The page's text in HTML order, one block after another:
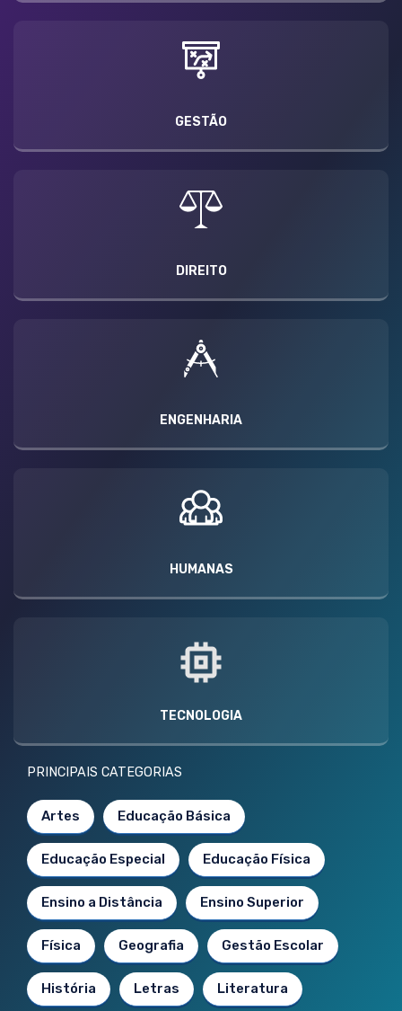
GESTÃO
DIREITO
ENGENHARIA
HUMANAS
TECNOLOGIA
PRINCIPAIS CATEGORIAS
Artes Educação Básica
Educação Especial Educação Física
Ensino a Distância Ensino Superior
Física Geografia Gestão Escolar
História Letras Literatura